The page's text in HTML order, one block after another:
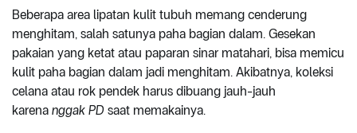
Beberapa area lipatan kulit tubuh memang cenderung
menghitam, salah satunya paha bagian dalam. Gesekan
pakaian yang ketat atau paparan sinar matahari, bisa memicu
kulit paha bagian dalam jadi menghitam. Akibatnya, koleksi
celana atau rok pendek harus dibuang jauh-jauh
karena nggak PD saat memakainya.